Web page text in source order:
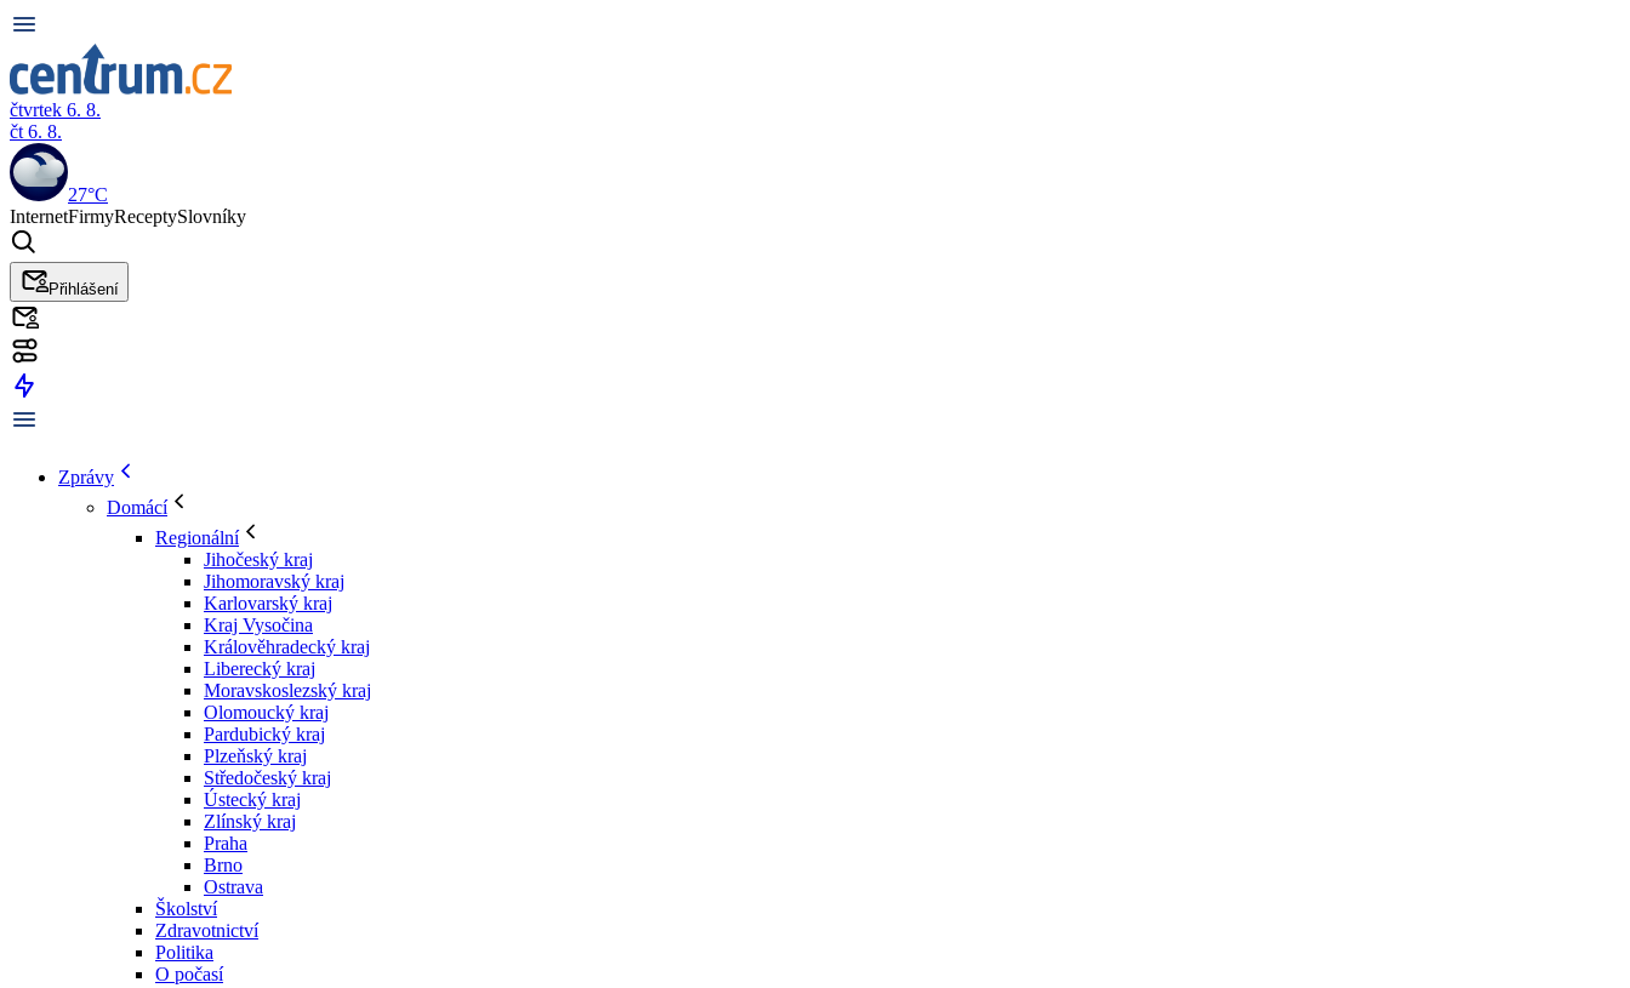
čtvrtek 6. 8.
čt 6. 8.
27°C
InternetFirmyReceptySlovníky
Přihlášení
Zprávy
Domácí
Regionální
Jihočeský kraj
Jihomoravský kraj
Karlovarský kraj
Kraj Vysočina
Králověhradecký kraj
Liberecký kraj
Moravskoslezský kraj
Olomoucký kraj
Pardubický kraj
Plzeňský kraj
Středočeský kraj
Ústecký kraj
Zlínský kraj
Praha
Brno
Ostrava
Školství
Zdravotnictví
Politika
O počasí